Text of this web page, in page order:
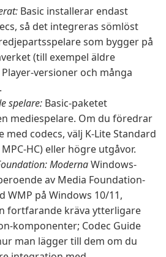
Basic installerar endast
så det integreras sömlöst
som bygger på
(till exempel äldre
versioner och många
spelare: Basic-paketet
mediespelare. Om du föredrar
med codecs, välj K-Lite Standard
HC) eller högre utgåvor.
ModernaWindows-
av Media Foundation-
WMP på Windows 10/11,
fortfarande kräva ytterligare
komponenter; Codec Guide
man lägger till dem om du